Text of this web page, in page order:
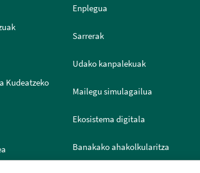
Kudeatzeko
Enplegua
Sarrerak
Udako kanpalekuak
Mailegu simulagailua
Ekosistema digitala
Banakako ahakolkularitza